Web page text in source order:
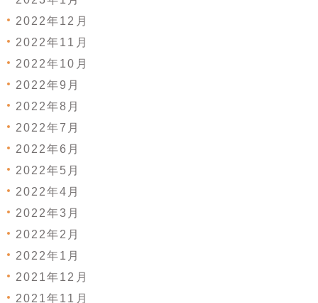
2022年12月
2022年11月
2022年10月
2022年9月
2022年8月
2022年7月
2022年6月
2022年5月
2022年4月
2022年3月
2022年2月
2022年1月
2021年12月
2021年11月